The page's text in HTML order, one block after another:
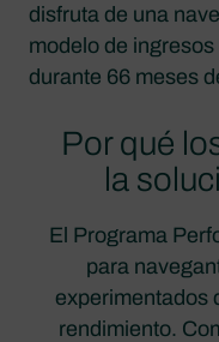
disfruta de una
modelo de
durante 66 meses
Por qué
la
El Programa
para
experimentados
rendimiento.